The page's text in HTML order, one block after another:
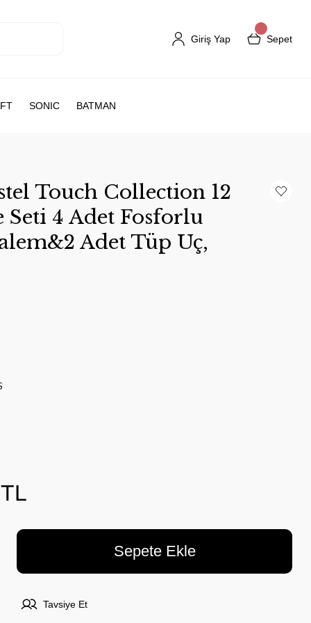
Giriş Yap Sepet
SONIC BATMAN
Touch Collection 12
Seti 4 Adet Fosforlu
Adet Tüp Uç,
Sepete Ekle
Tavsiye Et